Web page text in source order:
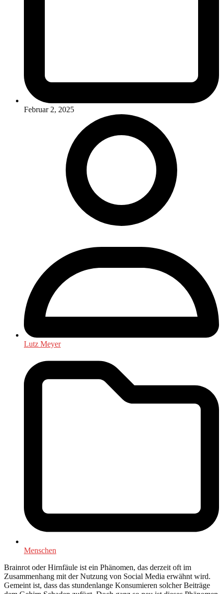
Februar 2, 2025
Lutz Meyer
Menschen
Brainrot oder Hirnfäule ist ein Phänomen, das derzeit oft im
Zusammenhang mit der Nutzung von Social Media erwähnt wird.
Gemeint ist, dass das stundenlange Konsumieren solcher Beiträge